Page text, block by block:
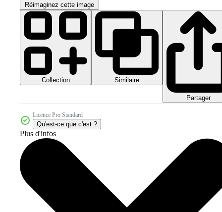
Réimaginez cette image
Collection Similaire
Partager
Licence Pro Standard
Qu'est-ce que c'est ?
Plus d'infos